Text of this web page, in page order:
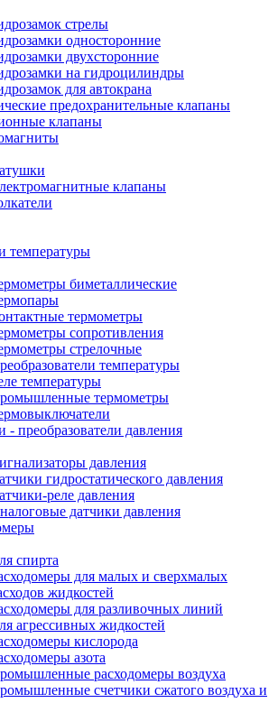
стрелы
односторонние
двухсторонние
на гидроцилиндры
для автокрана
предохранительные клапаны
клапаны
клапаны
температуры
биметаллические
термометры
сопротивления
стрелочные
температуры
температуры
термометры
- преобразователи давления
давления
гидростатического давления
реле давления
датчики давления
спирта
для малых и сверхмалых
жидкостей
для разливочных линий
агрессивных жидкостей
кислорода
азота
расходомеры воздуха
счетчики сжатого воздуха и